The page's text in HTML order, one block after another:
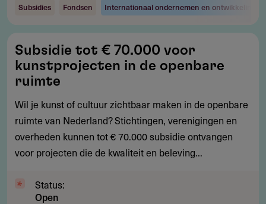
Subsidies Fondsen Internationaal ondernemen en
tot
€
70.000
voor
kunstprojecten
in
de
ruimte
Subsidie tot € 70.000 voor
kunstprojecten in de openbare
ruimte
Wil je kunst of cultuur zichtbaar maken in de openbare
ruimte van Nederland? Stichtingen, verenigingen en
overheden kunnen tot € 70.000 subsidie ontvangen
voor projecten die de kwaliteit en beleving...
Status:
Open